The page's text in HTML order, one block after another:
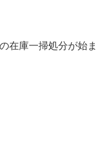
在庫一掃処分が始ま